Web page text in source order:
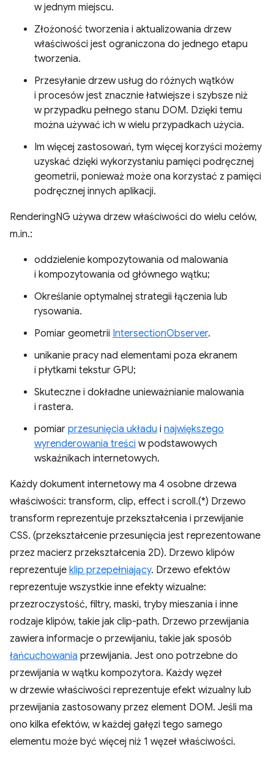
w jednym miejscu.
Złożoność tworzenia i aktualizowania drzew
właściwości jest ograniczona do jednego etapu
tworzenia.
Przesyłanie drzew usług do różnych wątków
i procesów jest znacznie łatwiejsze i szybsze niż
w przypadku pełnego stanu DOM. Dzięki temu
można używać ich w wielu przypadkach użycia.
Im więcej zastosowań, tym więcej korzyści możemy
uzyskać dzięki wykorzystaniu pamięci podręcznej
geometrii, ponieważ może ona korzystać z pamięci
podręcznej innych aplikacji.
RenderingNG używa drzew właściwości do wielu celów,
m.in.:
oddzielenie kompozytowania od malowania
i kompozytowania od głównego wątku;
Określanie optymalnej strategii łączenia lub
rysowania.
Pomiar geometrii IntersectionObserver.
unikanie pracy nad elementami poza ekranem
i płytkami tekstur GPU;
Skuteczne i dokładne unieważnianie malowania
i rastera.
pomiar przesunięcia układu i największego
wyrenderowania treści w podstawowych
wskaźnikach internetowych.
Każdy dokument internetowy ma 4 osobne drzewa
właściwości: transform, clip, effect i scroll.(*) Drzewo
transform reprezentuje przekształcenia i przewijanie
CSS. (przekształcenie przesunięcia jest reprezentowane
przez macierz przekształcenia 2D). Drzewo klipów
reprezentuje klip przepełniający. Drzewo efektów
reprezentuje wszystkie inne efekty wizualne:
przezroczystość, filtry, maski, tryby mieszania i inne
rodzaje klipów, takie jak clip-path. Drzewo przewijania
zawiera informacje o przewijaniu, takie jak sposób
łańcuchowania przewijania. Jest ono potrzebne do
przewijania w wątku kompozytora. Każdy węzeł
w drzewie właściwości reprezentuje efekt wizualny lub
przewijania zastosowany przez element DOM. Jeśli ma
ono kilka efektów, w każdej gałęzi tego samego
elementu może być więcej niż 1 węzeł właściwości.